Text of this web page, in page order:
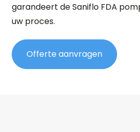
garandeert de Saniflo FDA
uw proces.
Offerte aanvragen